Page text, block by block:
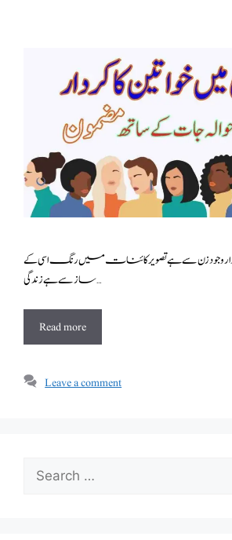
کردار وجود زن سے ہے تصویر کائنات میں رنگ اسی کے
ساز سے ہے زندگی …
Read more
Leave a comment
Search
for: